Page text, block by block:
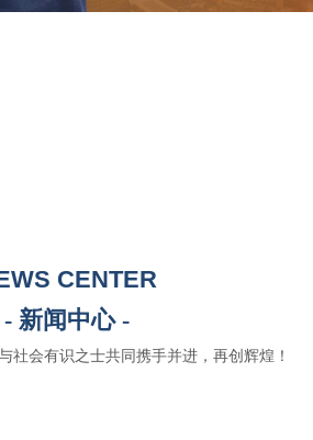
CENTER
- 新闻中心 -
社会有识之士共同携手并进，再创辉煌！